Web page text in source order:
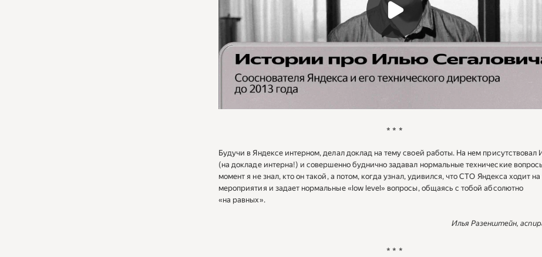
* * *
Будучи в Яндексе интерном, делал доклад на тему своей работы. На нем присутствовал
(на докладе интерна!) и совершенно буднично задавал нормальные технические
момент я не знал, кто он такой, а потом, когда узнал, удивился, что CTO Яндекса ходит
мероприятия и задает нормальные «low level» вопросы, общаясь с тобой абсолютно
«на равных».
Илья Разенштейн,
* * *